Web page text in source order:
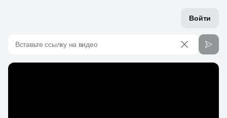
Войти
Вставьте ссылку на видео